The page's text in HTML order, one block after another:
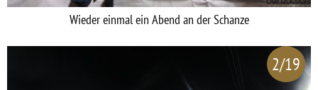
Wieder einmal ein Abend an der Schanze
2/19